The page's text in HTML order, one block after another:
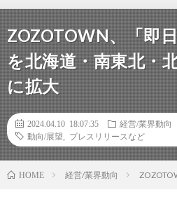
ZOZOTOWN、「即
を北海道・南東北・
に拡大
2024.04.10 18:07:35
経営/業界動向
動向/展望
プレスリリースなど
HOME 経営/業界動向